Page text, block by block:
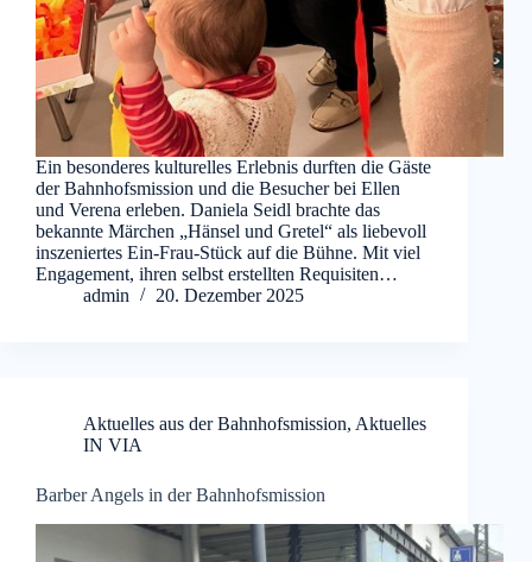
Ein besonderes kulturelles Erlebnis durften die Gäste
der Bahnhofsmission und die Besucher bei Ellen
und Verena erleben. Daniela Seidl brachte das
bekannte Märchen „Hänsel und Gretel“ als liebevoll
inszeniertes Ein-Frau-Stück auf die Bühne. Mit viel
Engagement, ihren selbst erstellten Requisiten…
admin
20. Dezember 2025
Aktuelles aus der Bahnhofsmission, Aktuelles
IN VIA
Barber Angels in der Bahnhofsmission